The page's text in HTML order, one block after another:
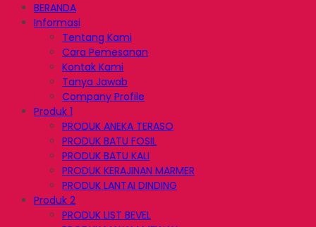
BERANDA
Informasi
Tentang Kami
Cara Pemesanan
Kontak Kami
Tanya Jawab
Company Profile
Produk 1
PRODUK ANEKA TERASO
PRODUK BATU FOSIL
PRODUK BATU KALI
PRODUK KERAJINAN MARMER
PRODUK LANTAI DINDING
Produk 2
PRODUK LIST BEVEL